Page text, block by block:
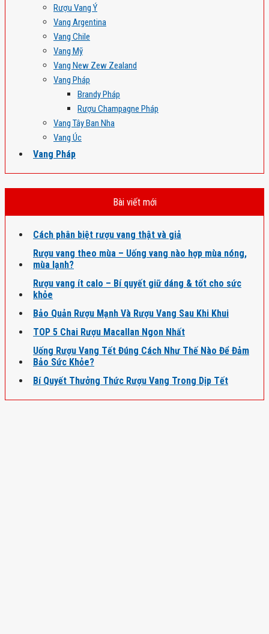
Rượu Vang Ý
Vang Argentina
Vang Chile
Vang Mỹ
Vang New Zew Zealand
Vang Pháp
Brandy Pháp
Rượu Champagne Pháp
Vang Tây Ban Nha
Vang Úc
Vang Pháp
Bài viết mới
Cách phân biệt rượu vang thật và giả
Rượu vang theo mùa – Uống vang nào hợp mùa nóng,
mùa lạnh?
Rượu vang ít calo – Bí quyết giữ dáng & tốt cho sức
khỏe
Bảo Quản Rượu Mạnh Và Rượu Vang Sau Khi Khui
TOP 5 Chai Rượu Macallan Ngon Nhất
Uống Rượu Vang Tết Đúng Cách Như Thế Nào Để Đảm
Bảo Sức Khỏe?
Bí Quyết Thưởng Thức Rượu Vang Trong Dịp Tết